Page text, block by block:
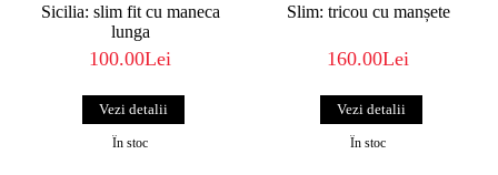
Sicilia: slim fit cu maneca
lunga
100.00Lei
Vezi detalii
În stoc
Slim: tricou cu manșete
160.00Lei
Vezi detalii
În stoc